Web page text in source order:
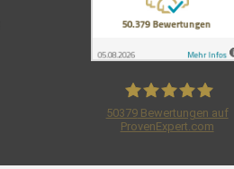
50379Bewertungen auf
ProvenExpert.com